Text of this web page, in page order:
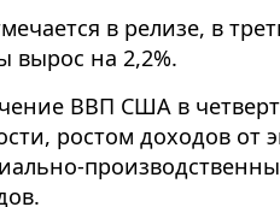
в релизе, в
вырос на 2,2%.
ВВП США в
ростом доходов от